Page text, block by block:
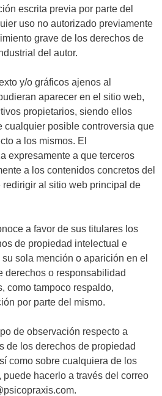
escrita previa por parte del
uso no autorizado previamente
grave de los derechos de
del autor.
y/o gráficos ajenos al
aparecer en el sitio web,
propietarios, siendo ellos
cualquier posible controversia que
a los mismos. El
expresamente a que terceros
a los contenidos concretos del
al sitio web principal de
a favor de sus titulares los
de propiedad intelectual e
sola mención o aparición en el
derechos o responsabilidad
como tampoco respaldo,
por parte del mismo.
de observación respecto a
de los derechos de propiedad
como sobre cualquiera de los
hacerlo a través del correo